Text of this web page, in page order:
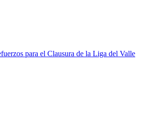
para el Clausura de la Liga del Valle